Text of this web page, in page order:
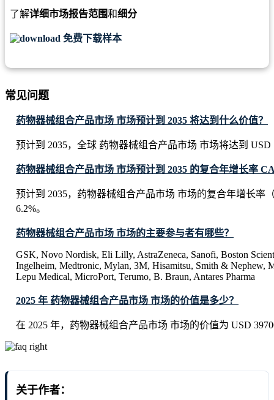
了解详细市场报告范围和细分
免费下载样本
常见问题
药物器械组合产品市场 市场预计到 2035 将达到什么价值？
预计到 2035，全球 药物器械组合产品市场 市场将达到 USD
药物器械组合产品市场 市场预计到 2035 的复合年增长率
预计到 2035，药物器械组合产品市场 市场的复合年增长率
6.2%。
药物器械组合产品市场 市场的主要参与者有哪些？
GSK, Novo Nordisk, Eli Lilly, AstraZeneca, Sanofi, Boston
Ingelheim, Medtronic, Mylan, 3M, Hisamitsu, Smith & Nephew,
Lepu Medical, MicroPort, Terumo, B. Braun, Antares Pharma
2025 年 药物器械组合产品市场 市场的价值是多少？
在 2025 年，药物器械组合产品市场 市场的价值为 USD
关于作者：